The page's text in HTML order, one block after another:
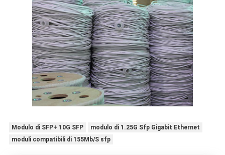
Modulo di SFP+ 10G SFP
modulo di 1.25G Sfp Gigabit Ethernet
moduli compatibili di 155Mb/S sfp